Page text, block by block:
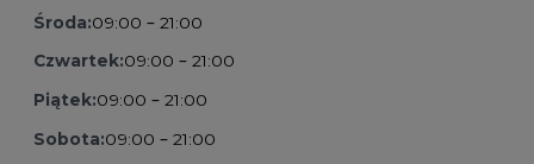
Środa:09:00 – 21:00
Czwartek:09:00 – 21:00
Piątek:09:00 – 21:00
Sobota:09:00 – 21:00